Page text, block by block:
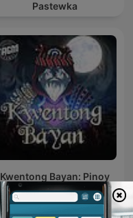
Pastewka
Kwentong Bayan: Pinoy
Horror Podcast